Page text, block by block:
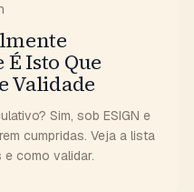
Isto Que
Validade
Sim, sob ESIGN e
cumpridas. Veja a lista
como validar.